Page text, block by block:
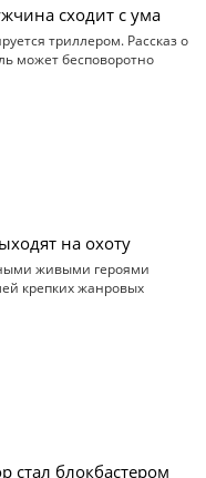
сходит с ума
триллером. Рассказ о
может бесповоротно
на охоту
живыми героями
крепких жанровых
стал блокбастером